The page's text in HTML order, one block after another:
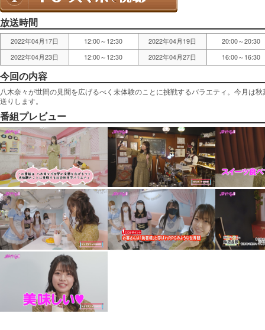
放送時間
2022年04月17日 12:00～12:30 2022年04月19日
20:00～20:30
2022年04月23日
12:00～12:30 2022年04月27日 16:00～16:30
今回の内容
八木奈々が世間の見聞を広げるべく未体験のことに挑戦するバラエティ。今月は
送りします。
番組プレビュー